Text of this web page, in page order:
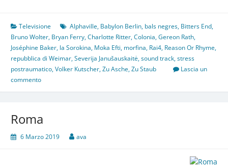
Televisione Alphaville, Babylon Berlin, bals negres, Bitters End,
Bruno Wolter, Bryan Ferry,Charlotte Ritter,Colonia,Gereon Rath,
Joséphine Baker, la Sorokina, Moka Efti, morfina, Rai4, Reason Or Rhyme,
repubblica di Weimar,Severija Janušauskaitė,sound track,stress
postraumatico,Volker Kutscher,Zu Asche,Zu Staub
Lascia un
commento
Roma
6 Marzo 2019 ava